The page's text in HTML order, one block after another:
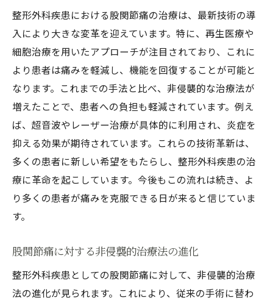
整形外科疾患における股関節痛の治療は、最新技術の導
入により大きな変革を迎えています。特に、再生医療や
細胞治療を用いたアプローチが注目されており、これに
より患者は痛みを軽減し、機能を回復することが可能と
なります。これまでの手法と比べ、非侵襲的な治療法が
増えたことで、患者への負担も軽減されています。例え
ば、超音波やレーザー治療が具体的に利用され、炎症を
抑える効果が期待されています。これらの技術革新は、
多くの患者に新しい希望をもたらし、整形外科疾患の治
療に革命を起こしています。今後もこの流れは続き、よ
り多くの患者が痛みを克服できる日が来ると信じていま
す。
股関節痛に対する非侵襲的治療法の進化
整形外科疾患としての股関節痛に対して、非侵襲的治療
法の進化が見られます。これにより、従来の手術に替わ